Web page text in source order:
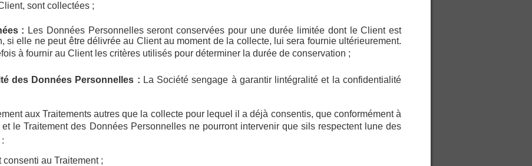
sont collectées ;
: Les Données Personnelles seront conservées pour une durée limitée dont le Client est
si elle ne peut être délivrée au Client au moment de la collecte, lui sera fournie ultérieurement.
à fournir au Client les critères utilisés pour déterminer la durée de conservation ;
des Données Personnelles : La Société sengage à garantir lintégralité et la confidentialité
aux Traitements autres que la collecte pour lequel il a déjà consentis, que conformément à
le Traitement des Données Personnelles ne pourront intervenir que sils respectent lune des
au Traitement ;